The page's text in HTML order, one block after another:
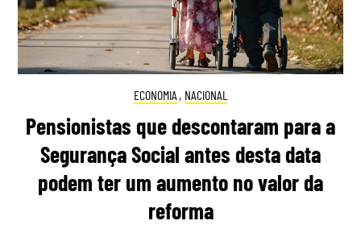
ECONOMIA , NACIONAL
Pensionistas que descontaram para a
Segurança Social antes desta data
podem ter um aumento no valor da
reforma